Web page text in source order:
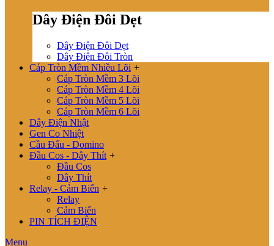
Dây Điện Đôi Dẹt
Dây Điện Đôi Dẹt
Dây Điện Đôi Tròn
Cáp Tròn Mềm Nhiều Lõi +
Cáp Tròn Mềm 3 Lõi
Cáp Tròn Mềm 4 Lõi
Cáp Tròn Mềm 5 Lõi
Cáp Tròn Mềm 6 Lõi
Dây Điện Nhật
Gen Co Nhiệt
Cầu Đấu - Domino
Đầu Cos - Dây Thít +
Đầu Cos
Dây Thít
Relay - Cảm Biến +
Relay
Cảm Biến
PIN TÍCH ĐIỆN
Menu